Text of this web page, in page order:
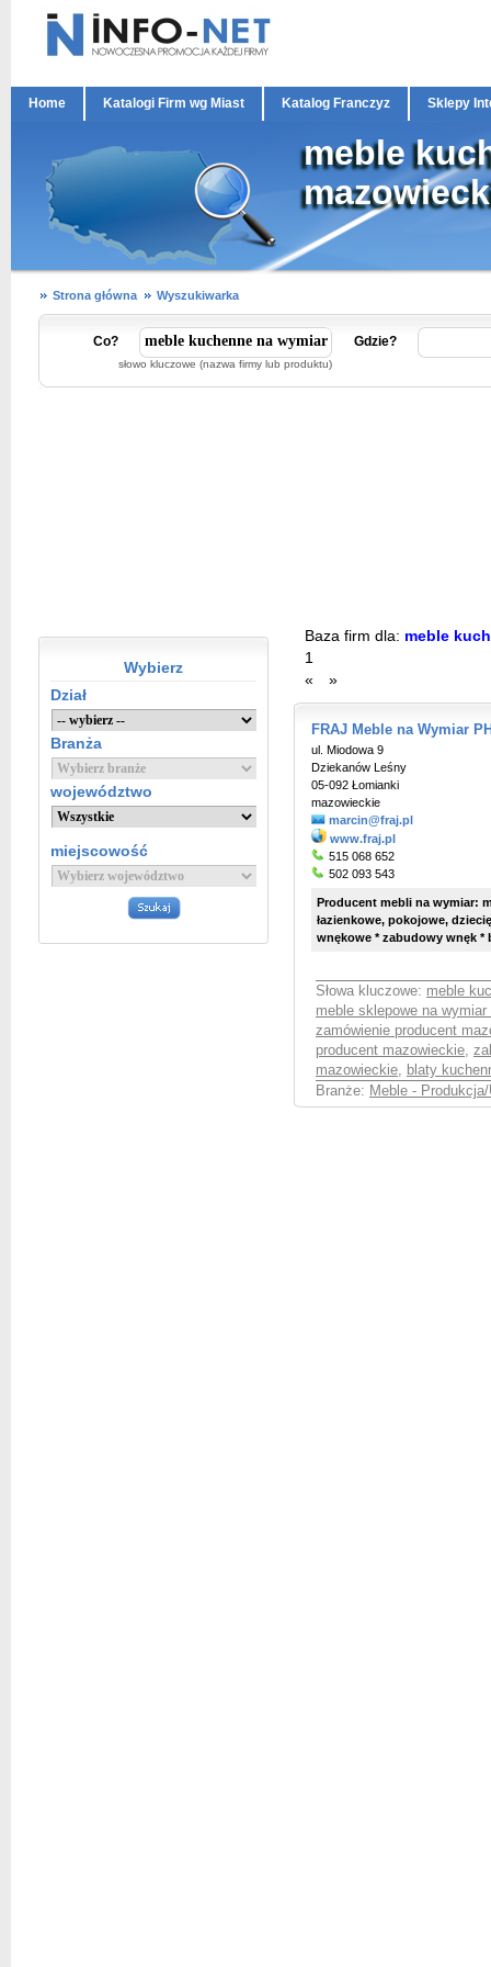
Home Katalogi Firm wg Miast Katalog Franczyz Sklepy
meble
Strona główna Wyszukiwarka
Co?
słowo kluczowe (nazwa firmy lub produktu)
Gdzie?
Wybierz
Dział
Branża
województwo
miejscowość
Baza firm dla: meble
1
«
»
FRAJ Meble na Wymiar
ul. Miodowa 9
Dziekanów Leśny
05-092 Łomianki
mazowieckie
marcin@fraj.pl
www.fraj.pl
515 068 652
502 093 543
Producent mebli na wymiar:
łazienkowe, pokojowe,
wnękowe * zabudowy wnęk *
Słowa kluczowe: meble
meble sklepowe na
zamówienie producent
producent mazowieckie,
mazowieckie, blaty
Branże: Meble - Produkcja/